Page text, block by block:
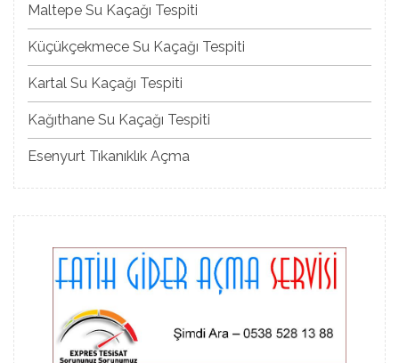
Maltepe Su Kaçağı Tespiti
Küçükçekmece Su Kaçağı Tespiti
Kartal Su Kaçağı Tespiti
Kağıthane Su Kaçağı Tespiti
Esenyurt Tıkanıklık Açma